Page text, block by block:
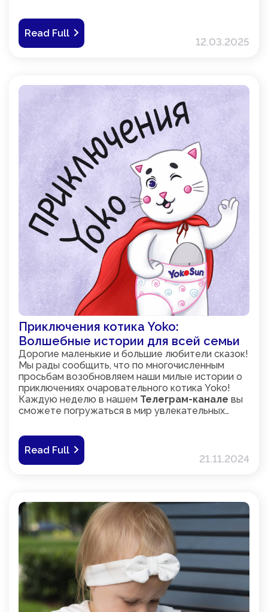
платформой для получения полезной
информации, общения с экспертами и обмена
опытом.
Read Full
12.03.2025
Приключения котика Yoko:
Волшебные истории для всей семьи
Дорогие маленькие и большие любители сказок!
Мы рады сообщить, что по многочисленным
просьбам возобновляем наши милые истории о
приключениях очаровательного котика Yoko!
Каждую неделю в нашем Телеграм-канале вы
сможете погружаться в мир увлекательных
котик исследует новую реальность,
преодолевает трудности, находит друзей и
учится важным жизненным урокам!
Read Full
21.11.2024